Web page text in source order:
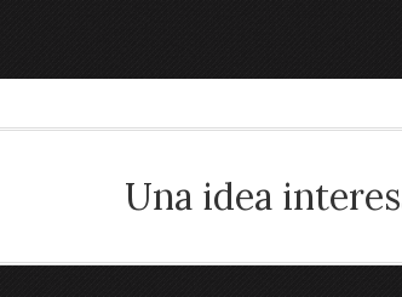
Una idea